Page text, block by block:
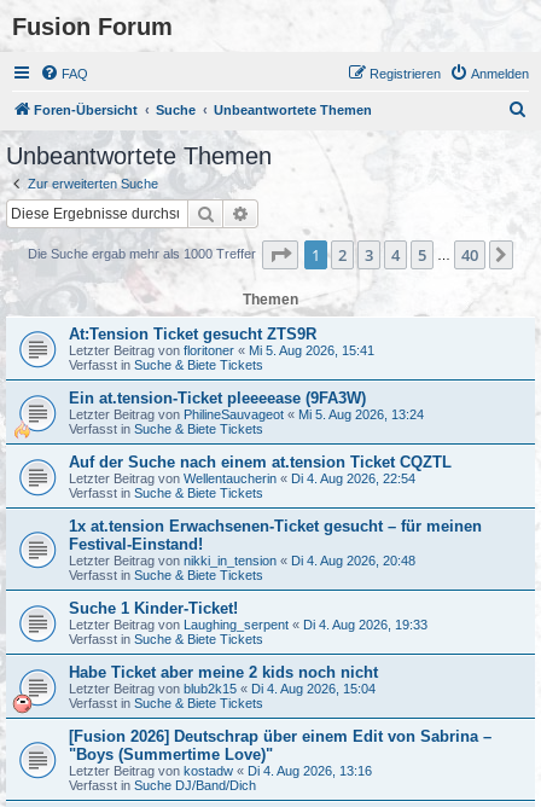
Fusion Forum
FAQ Anmelden
Registrieren
Foren-Übersicht Suche Unbeantwortete Themen
Unbeantwortete Themen
Zur erweiterten Suche
Suche Erweiterte Suche
Die Suche ergab mehr als 1000 Treffer Seite 1von 40
1 2 3 4 5 40
Themen
At:Tension Ticket gesucht ZTS9R
Letzter Beitrag von floritoner « Mi 5. Aug 2026, 15:41
Verfasst in Suche & Biete Tickets
Ein at.tension-Ticket pleeeease (9FA3W)
Letzter Beitrag von PhilineSauvageot « Mi 5. Aug 2026, 13:24
Verfasst in Suche & Biete Tickets
Auf der Suche nach einem at.tension Ticket CQZTL
Letzter Beitrag von Wellentaucherin « Di 4. Aug 2026, 22:54
Verfasst in Suche & Biete Tickets
1x at.tension Erwachsenen-Ticket gesucht – für meinen
Festival-Einstand!
Letzter Beitrag von nikki_in_tension « Di 4. Aug 2026, 20:48
Verfasst in Suche & Biete Tickets
Suche 1 Kinder-Ticket!
Letzter Beitrag von Laughing_serpent « Di 4. Aug 2026, 19:33
Verfasst in Suche & Biete Tickets
Habe Ticket aber meine 2 kids noch nicht
Letzter Beitrag von blub2k15 « Di 4. Aug 2026, 15:04
Verfasst in Suche & Biete Tickets
[Fusion 2026] Deutschrap über einem Edit von Sabrina –
"Boys (Summertime Love)"
Letzter Beitrag von kostadw « Di 4. Aug 2026, 13:16
Verfasst in Suche DJ/Band/Dich